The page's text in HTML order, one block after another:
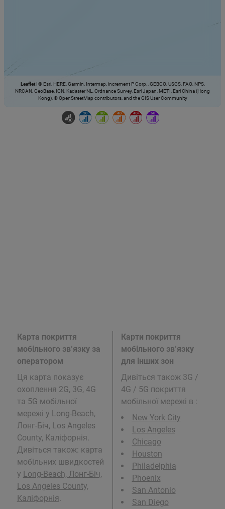
Leaflet |© Esri, HERE, Garmin, Intermap, increment P Corp., GEBCO, USGS, FAO, NPS,
NRCAN, GeoBase, IGN, Kadaster NL, Ordnance Survey, Esri Japan, METI, Esri China (Hong
Kong), © OpenStreetMap contributors, and the GIS User Community
Карта покриття
мобільного зв’язку за
оператором
Ця карта показує
охоплення 2G, 3G, 4G
та 5G мобільної
мережі у Long-Beach,
Лонг-Біч, Los Angeles
County, Каліфорнія.
Дивіться також: карта
мобільних швидкостей
у Long-Beach, Лонг-Біч,
Los Angeles County,
Каліфорнія.
Карти покриття
мобільного зв’язку
для інших зон
Дивіться також 3G /
4G / 5G покриття
мобільної мережі в :
New York City
Los Angeles
Chicago
Houston
Philadelphia
Phoenix
San Antonio
San Diego